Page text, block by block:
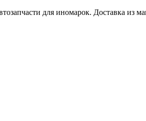
для иномарок. Доставка из